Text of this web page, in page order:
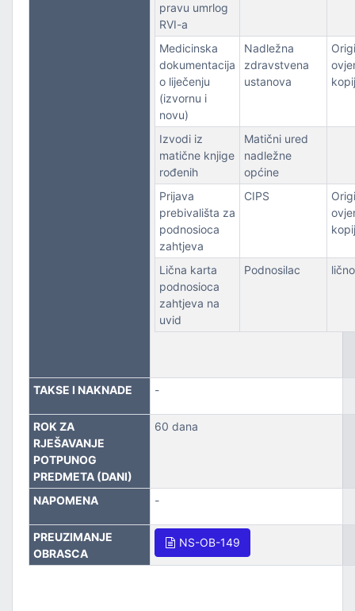
pravu umrlog
RVI-a
Medicinska
dokumentacija
o liječenju
(izvornu i
novu)
Nadležna
zdravstvena
ustanova
Izvodi iz
matične knjige
rođenih
Matični ured
nadležne
općine
Prijava
prebivališta za
podnosioca
zahtjeva
CIPS
Lična karta
podnosioca
zahtjeva na
uvid
Podnosilac lično
TAKSE I NAKNADE -
ROK ZA
RJEŠAVANJE
POTPUNOG
PREDMETA (DANI)
60 dana
NAPOMENA -
PREUZIMANJE
OBRASCA
NS-OB-149